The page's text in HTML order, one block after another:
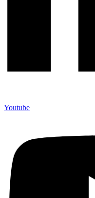
Youtube